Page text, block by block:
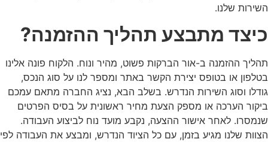
השירות שלנו.
כיצד מתבצע תהליך ההזמנה?
תהליך ההזמנה ב-אור הברקות פשוט, מהיר ונוח. הלקוח פונה אלינו
בטלפון או בטופס יצירת הקשר באתר ומספר לנו על סוג הנכס,
גודלו וסוג השירות הנדרש. בשלב הבא, נציג החברה מתאם עמכם
ביקור הערכה או מספק הצעת מחיר ראשונית על בסיס הפרטים
שנמסרו. לאחר אישור ההצעה, נקבע מועד נוח לביצוע העבודה.
הצוות שלנו מגיע בזמן, עם כל הציוד הנדרש, ומבצע את העבודה לפי